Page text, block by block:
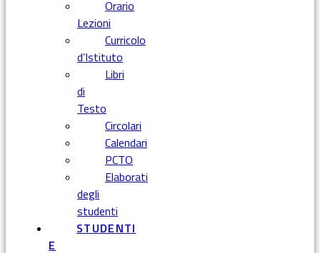
Orario
Lezioni
Curricolo
d’Istituto
Libri
di
Testo
Circolari
Calendari
PCTO
Elaborati
degli
studenti
STUDENTI
E